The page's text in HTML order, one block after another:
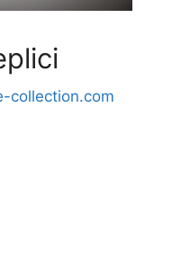
collection.com